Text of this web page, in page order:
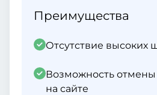
Преимущества
Отсутствие высоких
Возможность
на сайте